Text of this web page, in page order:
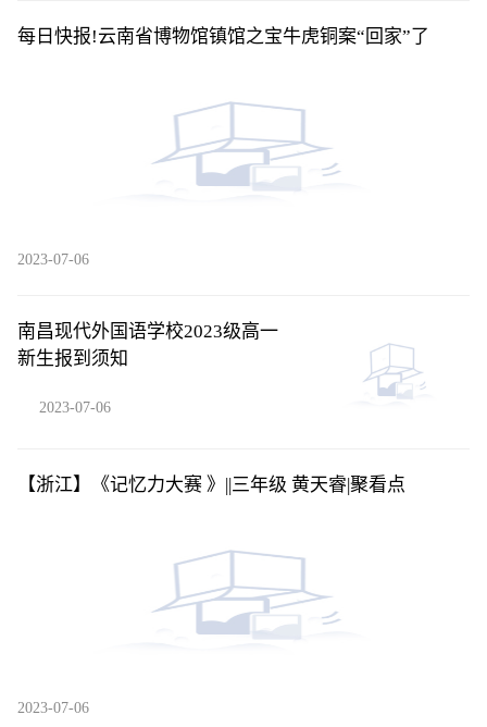
每日快报!云南省博物馆镇馆之宝牛虎铜案“回家”了
2023-07-06
南昌现代外国语学校2023级高一
新生报到须知
2023-07-06
【浙江】《记忆力大赛 》||三年级 黄天睿​|聚看点
2023-07-06